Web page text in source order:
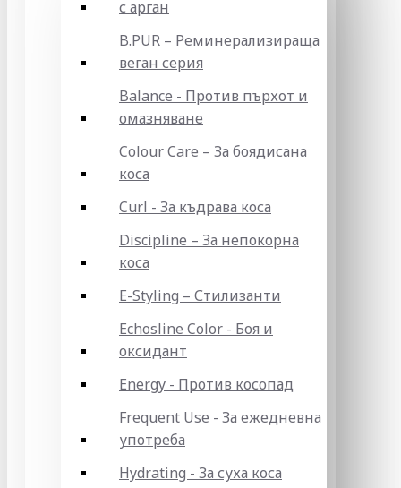
с арган
B.PUR – Реминерализираща
веган серия
Balance - Против пърхот и
омазняване
Colour Care – За боядисана
коса
Curl - За къдрава коса
Discipline – За непокорна
коса
E-Styling – Стилизанти
Echosline Color - Боя и
оксидант
Energy - Против косопад
Frequent Use - За ежедневна
употреба
Hydrating - За суха коса